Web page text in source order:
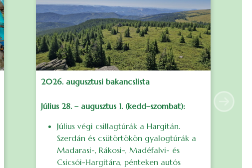
2026. augusztusi bakancslista
Július 28. – augusztus 1. (kedd–szombat):
Július végi csillagtúrák a Hargitán.
Szerdán és csütörtökön gyalogtúrák a
Madarasi-, Rákosi-, Madéfalvi- és
Csicsói-Hargitára, pénteken autós
Next